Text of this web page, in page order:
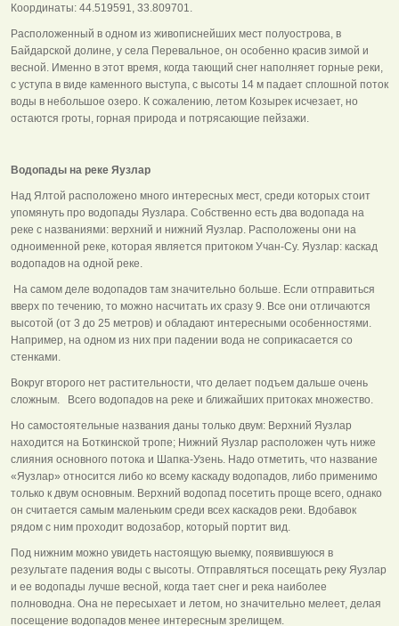
Координаты: 44.519591, 33.809701.
Расположенный в одном из живописнейших мест полуострова, в
Байдарской долине, у села Перевальное, он особенно красив зимой и
весной. Именно в этот время, когда тающий снег наполняет горные реки,
с уступа в виде каменного выступа, с высоты 14 м падает сплошной поток
воды в небольшое озеро. К сожалению, летом Козырек исчезает, но
остаются гроты, горная природа и потрясающие пейзажи.
Водопады на реке Яузлар
Над Ялтой расположено много интересных мест, среди которых стоит
упомянуть про водопады Яузлара. Собственно есть два водопада на
реке с названиями: верхний и нижний Яузлар. Расположены они на
одноименной реке, которая является притоком Учан-Су. Яузлар: каскад
водопадов на одной реке.
На самом деле водопадов там значительно больше. Если отправиться
вверх по течению, то можно насчитать их сразу 9. Все они отличаются
высотой (от 3 до 25 метров) и обладают интересными особенностями.
Например, на одном из них при падении вода не соприкасается со
стенками.
Вокруг второго нет растительности, что делает подъем дальше очень
сложным. Всего водопадов на реке и ближайших притоках множество.
Но самостоятельные названия даны только двум: Верхний Яузлар
находится на Боткинской тропе; Нижний Яузлар расположен чуть ниже
слияния основного потока и Шапка-Узень. Надо отметить, что название
«Яузлар» относится либо ко всему каскаду водопадов, либо применимо
только к двум основным. Верхний водопад посетить проще всего, однако
он считается самым маленьким среди всех каскадов реки. Вдобавок
рядом с ним проходит водозабор, который портит вид.
Под нижним можно увидеть настоящую выемку, появившуюся в
результате падения воды с высоты. Отправляться посещать реку Яузлар
и ее водопады лучше весной, когда тает снег и река наиболее
полноводна. Она не пересыхает и летом, но значительно мелеет, делая
посещение водопадов менее интересным зрелищем.